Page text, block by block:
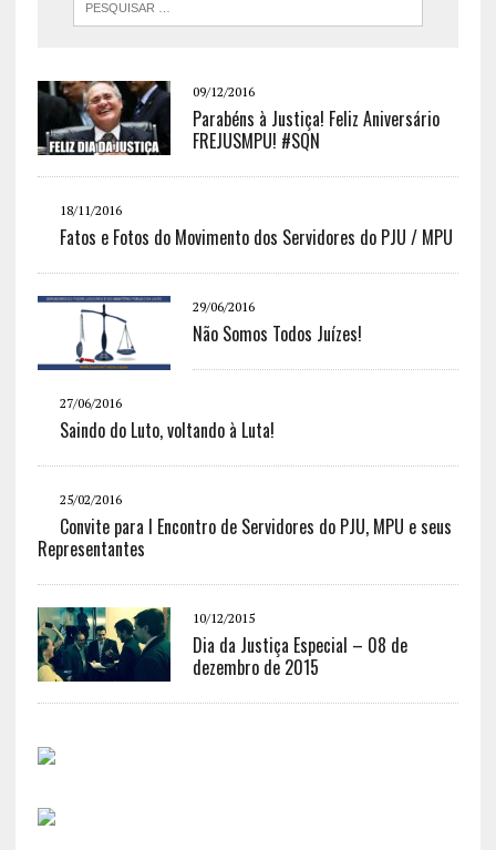
09/12/2016
Parabéns à Justiça! Feliz Aniversário
FREJUSMPU! #SQN
18/11/2016
Fatos e Fotos do Movimento dos Servidores do PJU / MPU
29/06/2016
Não Somos Todos Juízes!
27/06/2016
Saindo do Luto, voltando à Luta!
25/02/2016
Convite para I Encontro de Servidores do PJU, MPU e seus
Representantes
10/12/2015
Dia da Justiça Especial – 08 de
dezembro de 2015